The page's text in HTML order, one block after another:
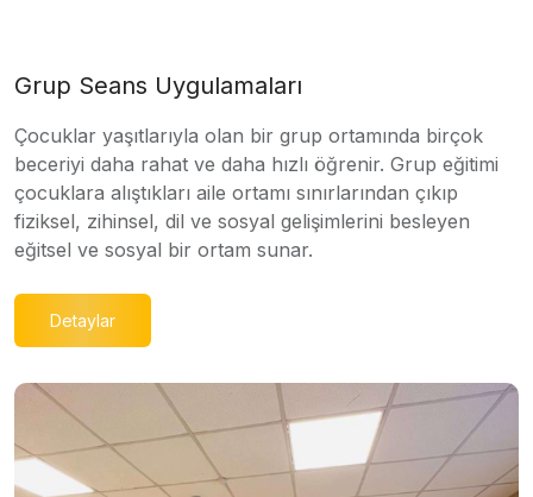
Grup Seans Uygulamaları
Çocuklar yaşıtlarıyla olan bir grup ortamında birçok
beceriyi daha rahat ve daha hızlı öğrenir. Grup eğitimi
çocuklara alıştıkları aile ortamı sınırlarından çıkıp
fiziksel, zihinsel, dil ve sosyal gelişimlerini besleyen
eğitsel ve sosyal bir ortam sunar.
Detaylar